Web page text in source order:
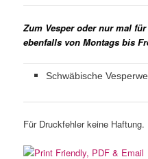
Zum Vesper oder nur mal
ebenfalls von Montags bis
Schwäbische
Für Druckfehler keine Haftung.